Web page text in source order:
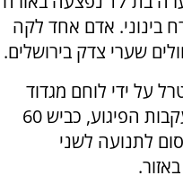
באורח בינוני. אדם אחד לקה
שערי צדק בירושלים.
על ידי לוחם מגדוד
נחשון (90) של חטיבת כפיר. בעקבות הפיגוע, כביש 60
לתנועה לשני